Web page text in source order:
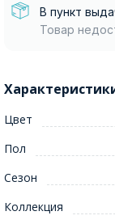
В пункт
Товар
Цвет
Пол
Сезон
Коллекция